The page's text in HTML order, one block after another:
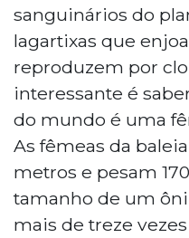
sanguinários do
lagartixas que
reproduzem por
interessante é
do mundo é uma
As fêmeas da
metros e pesam
tamanho de um
mais de treze